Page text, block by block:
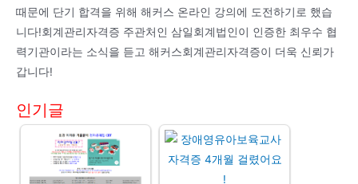
때문에 단기 합격을 위해 해커스 온라인 강의에 도전하기로 했습
니다!회계관리자격증 주관처인 삼일회계법인이 인증한 최우수 협
력기관이라는 소식을 듣고 해커스회계관리자격증이 더욱 신뢰가
갑니다!
인기글